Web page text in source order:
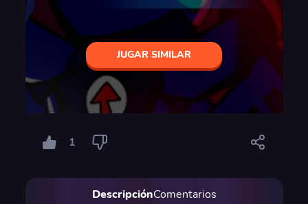
JUGAR SIMILAR
1
DescripciónComentarios